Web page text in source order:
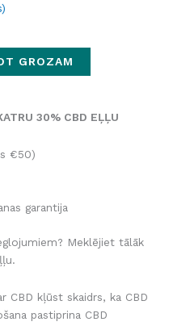
30% CBD EĻĻU
€50)
garantija
Meklējiet tālāk
CBD kļūst skaidrs, ka CBD
pastiprina CBD
GROZAM